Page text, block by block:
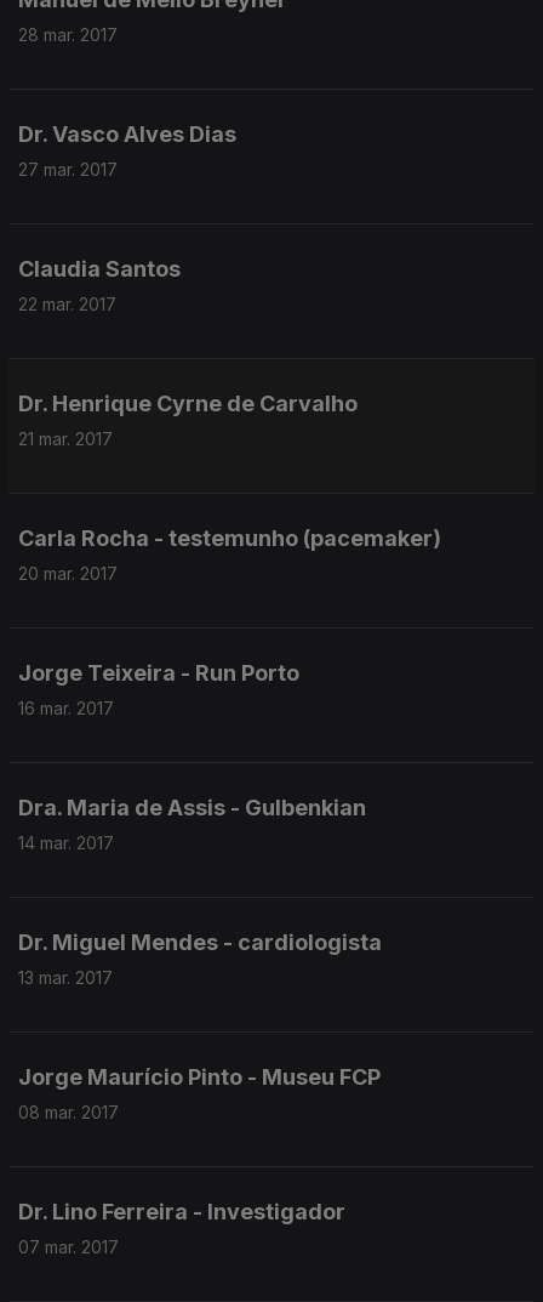
28 mar. 2017
Dr. Vasco Alves Dias
27 mar. 2017
Claudia Santos
22 mar. 2017
Dr. Henrique Cyrne de Carvalho
21 mar. 2017
Carla Rocha - testemunho (pacemaker)
20 mar. 2017
Jorge Teixeira - Run Porto
16 mar. 2017
Dra. Maria de Assis - Gulbenkian
14 mar. 2017
Dr. Miguel Mendes - cardiologista
13 mar. 2017
Jorge Maurício Pinto - Museu FCP
08 mar. 2017
Dr. Lino Ferreira - Investigador
07 mar. 2017